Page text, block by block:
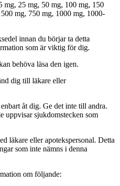
mg, 25 mg, 50 mg, 100 mg, 150
mg, 750 mg, 1000 mg, 1000-
innan du börjar ta detta
som är viktig för dig.
behöva läsa den igen.
dig till läkare eller
åt dig. Ge det inte till andra.
uppvisar sjukdomstecken som
läkare eller apotekspersonal. Detta
som inte nämns i denna
om följande: